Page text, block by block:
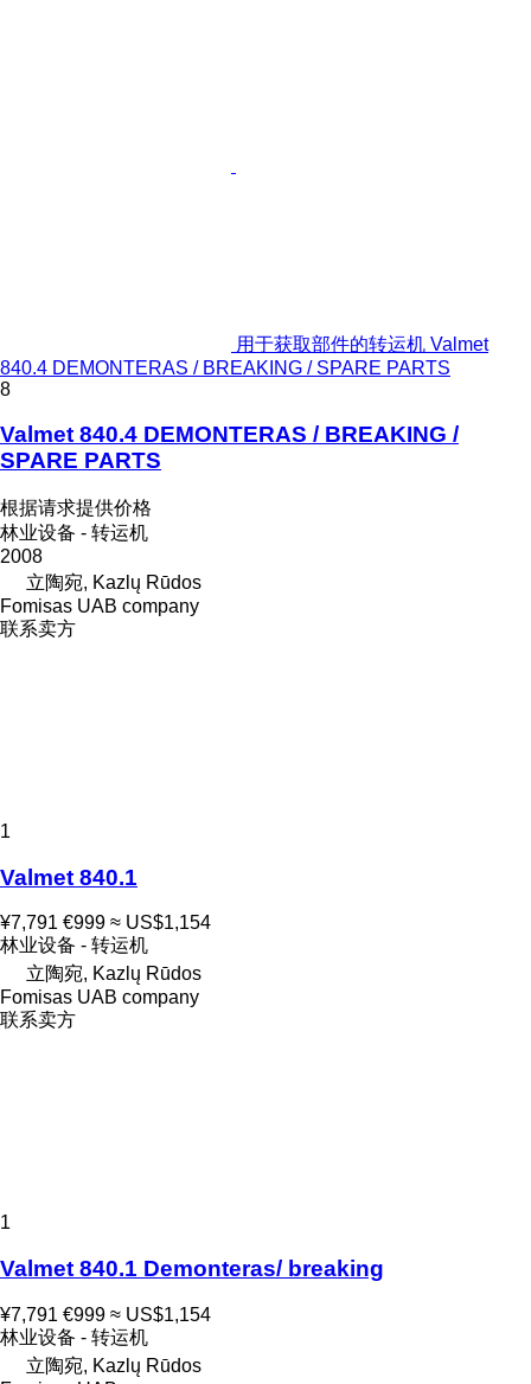
用于获取部件的转运机 Valmet
840.4 DEMONTERAS / BREAKING / SPARE PARTS
8
Valmet 840.4 DEMONTERAS / BREAKING /
SPARE PARTS
根据请求提供价格
林业设备 - 转运机
2008
立陶宛, Kazlų Rūdos
Fomisas UAB company
联系卖方
1
Valmet 840.1
¥7,791 €999 ≈ US$1,154
林业设备 - 转运机
立陶宛, Kazlų Rūdos
Fomisas UAB company
联系卖方
1
Valmet 840.1 Demonteras/ breaking
¥7,791 €999 ≈ US$1,154
林业设备 - 转运机
立陶宛, Kazlų Rūdos